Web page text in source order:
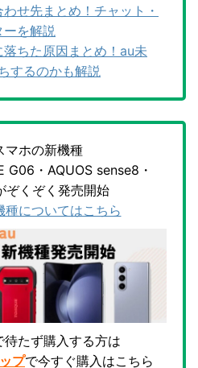
せ先まとめ！チャット・
ーを解説
ちた原因まとめ！au未
するのかも解説
マホの新機種
G06・AQUOS sense8・
ぞくぞく発売開始
種についてはこちら
待たず購入する方は
プで今すぐ購入はこちら